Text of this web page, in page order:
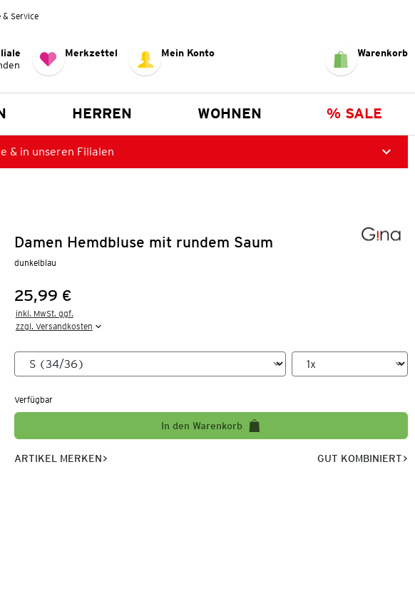
& Service
Merkzettel Mein Konto Warenkorb
HERREN WOHNEN % SALE
& in unseren Filialen
Damen Hemdbluse mit rundem Saum
dunkelblau
Preis:
25,99 €
inkl. MwSt. ggf.
zzgl. Versandkosten
Verfügbar
In den Warenkorb
ARTIKEL MERKEN GUT KOMBINIERT